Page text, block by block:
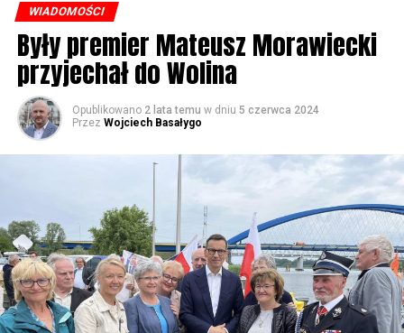
WIADOMOŚCI
Były premier Mateusz Morawiecki
przyjechał do Wolina
Opublikowano 2 lata temu w dniu 5 czerwca 2024
Przez Wojciech Basałygo